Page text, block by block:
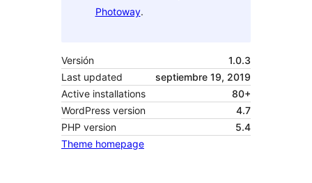
Photoway.
Versión
1.0.3
Last updated
septiembre 19, 2019
Active installations
80+
WordPress version
4.7
PHP version
5.4
Theme homepage